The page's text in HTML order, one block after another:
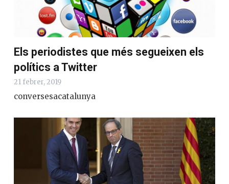
Els periodistes que més segueixen els
polítics a Twitter
21 febrer, 2019
conversesacatalunya